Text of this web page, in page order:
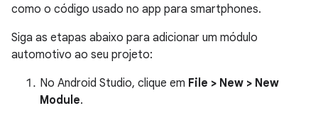
como o código usado no app para smartphones.
Siga as etapas abaixo para adicionar um módulo
automotivo ao seu projeto:
No Android Studio, clique em File > New > New
Module.